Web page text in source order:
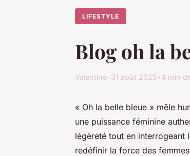
LIFESTYLE
Blog oh la
Valentine 31 août 2025 4 min
« Oh la belle bleue » mêle
une puissance féminine
légèreté tout en interrogeant
redéfinir la force des